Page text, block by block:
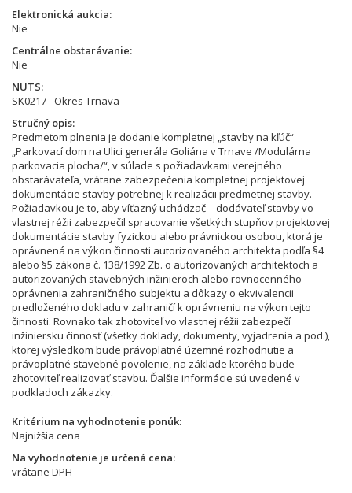
Elektronická aukcia
Nie
Centrálne obstarávanie
Nie
NUTS
SK0217 - Okres Trnava
Stručný opis
Predmetom plnenia je dodanie kompletnej „stavby na kľúč“
„Parkovací dom na Ulici generála Goliána v Trnave /Modulárna
parkovacia plocha/“, v súlade s požiadavkami verejného
obstarávateľa, vrátane zabezpečenia kompletnej projektovej
dokumentácie stavby potrebnej k realizácii predmetnej stavby.
Požiadavkou je to, aby víťazný uchádzač – dodávateľ stavby vo
vlastnej réžii zabezpečil spracovanie všetkých stupňov projektovej
dokumentácie stavby fyzickou alebo právnickou osobou, ktorá je
oprávnená na výkon činnosti autorizovaného architekta podľa §4
alebo §5 zákona č. 138/1992 Zb. o autorizovaných architektoch a
autorizovaných stavebných inžinieroch alebo rovnocenného
oprávnenia zahraničného subjektu a dôkazy o ekvivalencii
predloženého dokladu v zahraničí k oprávneniu na výkon tejto
činnosti. Rovnako tak zhotoviteľ vo vlastnej réžii zabezpečí
inžiniersku činnosť (všetky doklady, dokumenty, vyjadrenia a pod.),
ktorej výsledkom bude právoplatné územné rozhodnutie a
právoplatné stavebné povolenie, na základe ktorého bude
zhotoviteľ realizovať stavbu. Ďalšie informácie sú uvedené v
podkladoch zákazky.
Kritérium na vyhodnotenie ponúk
Najnižšia cena
Na vyhodnotenie je určená cena
vrátane DPH